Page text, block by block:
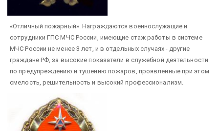
«Отличный пожарный». Награждаются военнослужащие и
сотрудники ГПС МЧС России, имеющие стаж работы в системе
МЧС России не менее 3 лет, и в отдельных случаях - другие
граждане РФ, за высокие показатели в служебной деятельности
по предупреждению и тушению пожаров, проявленные при этом
смелость, решительность и высокий профессионализм.